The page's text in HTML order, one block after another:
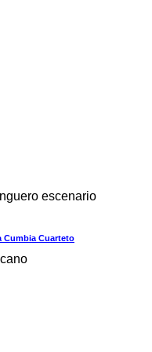
escenario
Cumbia Cuarteto